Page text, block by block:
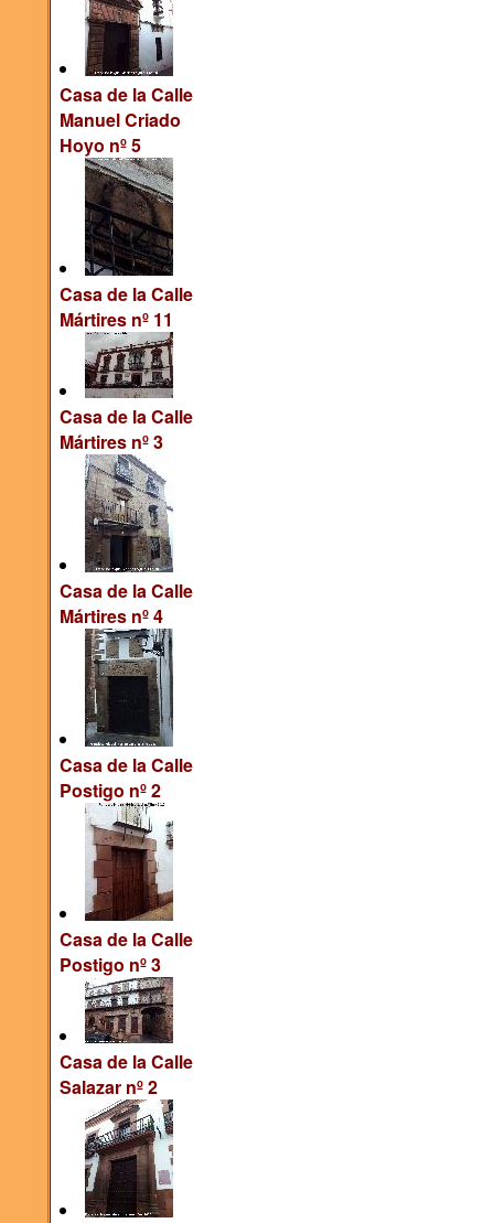
Casa de la Calle
Manuel Criado
Hoyo nº 5
Casa de la Calle
Mártires nº 11
Casa de la Calle
Mártires nº 3
Casa de la Calle
Mártires nº 4
Casa de la Calle
Postigo nº 2
Casa de la Calle
Postigo nº 3
Casa de la Calle
Salazar nº 2